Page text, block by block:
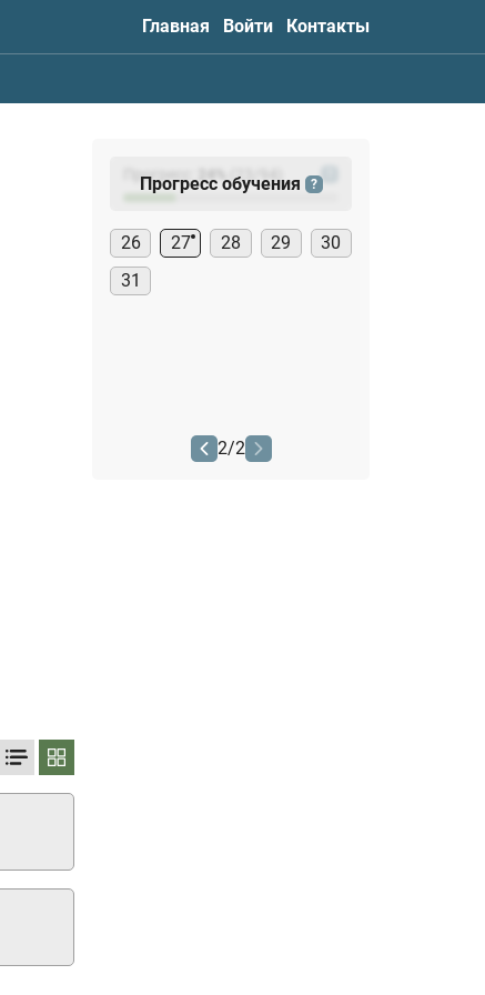
Главная Войти Контакты
Прогресс: (23
Прогресс обучения ?
26 27 28 29
30
31
2/2